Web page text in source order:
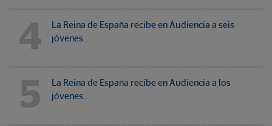
4
La Reina de España recibe en Audiencia a seis
jóvenes…
5
La Reina de España recibe en Audiencia a los
jóvenes…